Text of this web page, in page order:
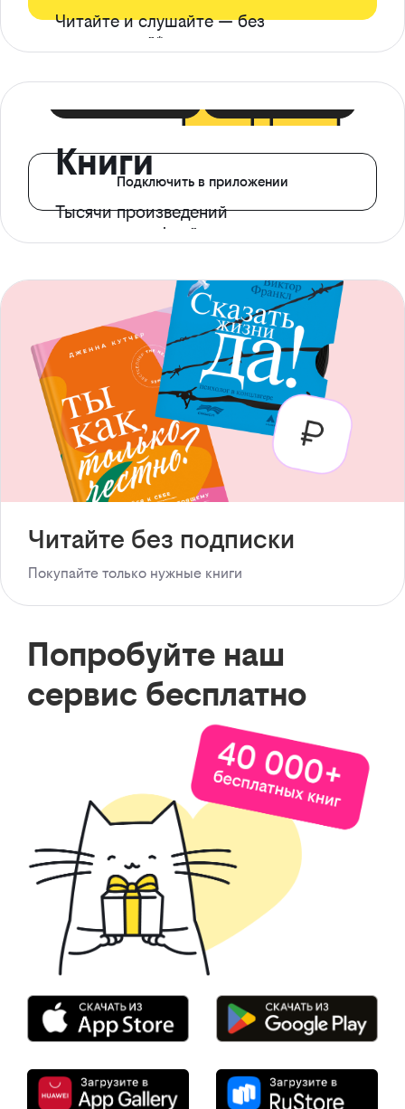
Читайте и слушайте — без
ограничений*
Книги
Тысячи произведений
с доступом офлайн
Подключить в приложении
Читайте без подписки
Покупайте только нужные книги
Попробуйте наш
сервис бесплатно